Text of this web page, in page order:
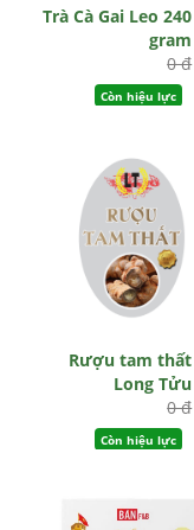
Trà Cà Gai Leo 240
gram
0 đ
Còn hiệu lực
Rượu tam thất
Long Tửu
0 đ
Còn hiệu lực